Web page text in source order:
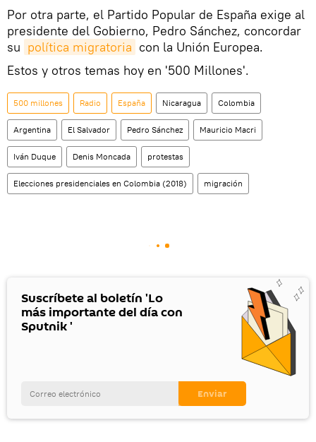
Por otra parte, el Partido Popular de España exige al
presidente del Gobierno, Pedro Sánchez, concordar
su política migratoria con la Unión Europea.
Estos y otros temas hoy en '500 Millones'.
500 millones Radio España Nicaragua Colombia
Argentina El Salvador Pedro Sánchez Mauricio Macri
Iván Duque Denis Moncada protestas
Elecciones presidenciales en Colombia (2018) migración
Suscríbete al boletín 'Lo
más importante del día con
Sputnik '